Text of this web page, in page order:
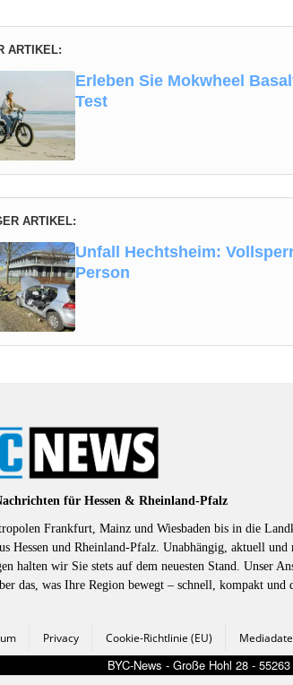
ARTIKEL:
Erleben Sie Mokwheel
Test
ARTIKEL:
Unfall Hechtsheim:
Person
für Hessen & Rheinland-Pfalz
Frankfurt, Mainz und Wiesbaden bis in die
Hessen und Rheinland-Pfalz. Unabhängig, aktuell
halten wir Sie stets auf dem neuesten Stand. Unser
das, was Ihre Region bewegt – schnell, kompakt und
Privacy Cookie-Richtlinie (EU)
BYC-News - Große Hohl 28 -